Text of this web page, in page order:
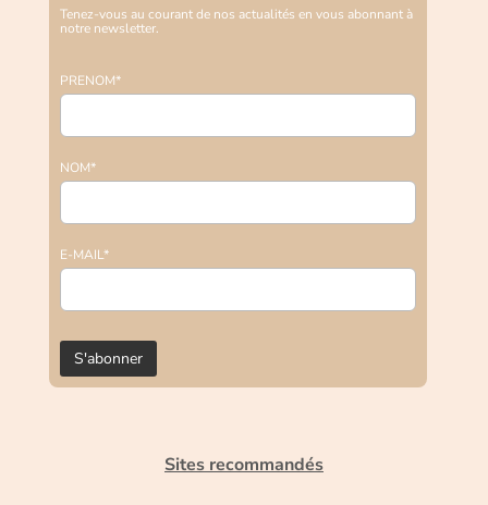
Tenez-vous au courant de nos actualités en vous abonnant à
notre newsletter.
PRENOM*
NOM*
E-MAIL*
Sites recommandés